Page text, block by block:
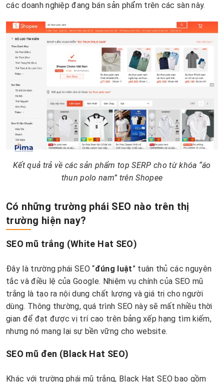
các doanh nghiệp đang bán sản phẩm trên các sàn này.
Kết quả trả về các sản phẩm top SERP cho từ khóa “áo
thun polo nam” trên Shopee
Có những trường phái SEO nào trên thị
trường hiện nay?
SEO mũ trắng (White Hat SEO)
Đây là trường phái SEO “đúng luật” tuân thủ các nguyên
tắc và điều lệ của Google. Nhiệm vụ chính của SEO mũ
trắng là tạo ra nội dung chất lượng và giá trị cho người
dùng. Thông thường, quá trình SEO này sẽ mất nhiều thời
gian để đạt được vị trí cao trên bảng xếp hạng tìm kiếm,
nhưng nó mang lại sự bền vững cho website.
SEO mũ đen (Black Hat SEO)
Khác với trường phái mũ trắng, Black Hat SEO bao gồm